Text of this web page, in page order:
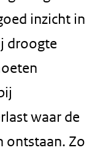
inzicht in
droogte
waar de
ontstaan. Zo